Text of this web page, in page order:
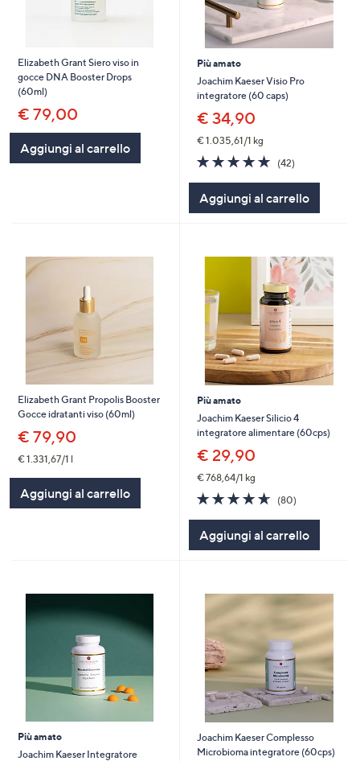
Elizabeth Grant Siero viso in
gocce DNA Booster Drops
(60ml)
€ 79,00
Aggiungi al carrello
Più amato
Joachim Kaeser Visio Pro
integratore (60 caps)
€ 34,90
€ 1.035,61/1 kg
4.7
of
Stars
(42)
Aggiungi al carrello
Elizabeth Grant Propolis Booster
Gocce idratanti viso (60ml)
€ 79,90
€ 1.331,67/1 l
Aggiungi al carrello
Più amato
Joachim Kaeser Silicio 4
integratore alimentare (60cps)
€ 29,90
€ 768,64/1 kg
4.6
of
Stars
(80)
Aggiungi al carrello
Più amato
Joachim Kaeser Integratore
Joachim Kaeser Complesso
Microbioma integratore (60cps)